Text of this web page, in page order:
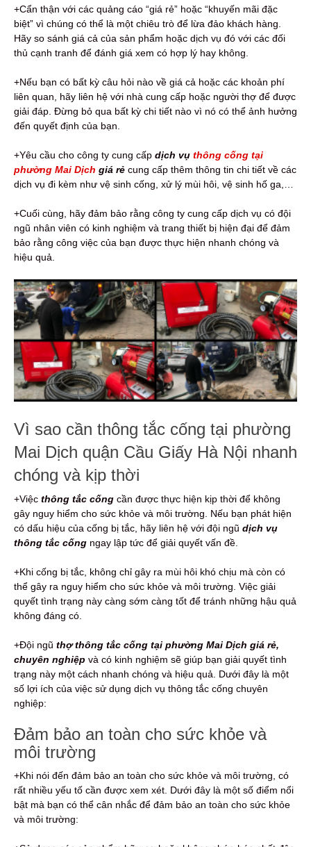
+Cẩn thận với các quảng cáo “giá rẻ” hoặc “khuyến mãi đặc
biệt” vì chúng có thể là một chiêu trò để lừa đảo khách hàng.
Hãy so sánh giá cả của sản phẩm hoặc dịch vụ đó với các đối
thủ cạnh tranh để đánh giá xem có hợp lý hay không.
+Nếu bạn có bất kỳ câu hỏi nào về giá cả hoặc các khoản phí
liên quan, hãy liên hệ với nhà cung cấp hoặc người thợ để được
giải đáp. Đừng bỏ qua bất kỳ chi tiết nào vì nó có thể ảnh hưởng
đến quyết định của bạn.
+Yêu cầu cho công ty cung cấp dịch vụ thông cống tại
phường Mai Dịch giá rẻ cung cấp thêm thông tin chi tiết về các
dịch vụ đi kèm như vệ sinh cống, xử lý mùi hôi, vệ sinh hố ga,…
+Cuối cùng, hãy đảm bảo rằng công ty cung cấp dịch vụ có đội
ngũ nhân viên có kinh nghiệm và trang thiết bị hiện đại để đảm
bảo rằng công việc của bạn được thực hiện nhanh chóng và
hiệu quả.
Vì sao cần thông tắc cống tại phường
Mai Dịch quận Cầu Giấy Hà Nội nhanh
chóng và kịp thời
+Việc thông tắc cống cần được thực hiện kịp thời để không
gây nguy hiểm cho sức khỏe và môi trường. Nếu bạn phát hiện
có dấu hiệu của cống bị tắc, hãy liên hệ với đội ngũ dịch vụ
thông tắc cống ngay lập tức để giải quyết vấn đề.
+Khi cống bị tắc, không chỉ gây ra mùi hôi khó chịu mà còn có
thể gây ra nguy hiểm cho sức khỏe và môi trường. Việc giải
quyết tình trạng này càng sớm càng tốt để tránh những hậu quả
không đáng có.
+Đội ngũ thợ thông tắc cống tại phường Mai Dịch giá rẻ,
chuyên nghiệp và có kinh nghiệm sẽ giúp bạn giải quyết tình
trạng này một cách nhanh chóng và hiệu quả. Dưới đây là một
số lợi ích của việc sử dụng dịch vụ thông tắc cống chuyên
nghiệp:
Đảm bảo an toàn cho sức khỏe và
môi trường
+Khi nói đến đảm bảo an toàn cho sức khỏe và môi trường, có
rất nhiều yếu tố cần được xem xét. Dưới đây là một số điểm nổi
bật mà bạn có thể cân nhắc để đảm bảo an toàn cho sức khỏe
và môi trường: